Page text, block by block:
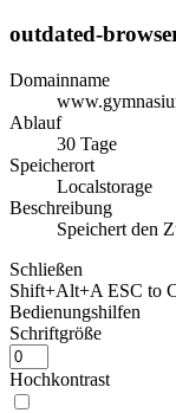
outdated-
Domainname
Ablauf
30 Tage
Speicherort
Localstorage
Beschreibung
Speichert den
Schließen
Shift+Alt+A ESC to
Bedienungshilfen
Schriftgröße
Hochkontrast